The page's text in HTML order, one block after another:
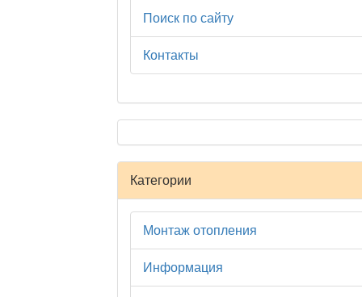
Поиск по сайту
Контакты
Категории
Монтаж отопления
Информация